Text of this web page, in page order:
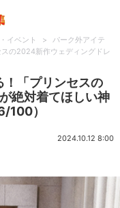
イベント >
パーク外アイテ
スの2024新作ウェディングドレ
！「プリンセスの
絶対着てほしい神
100）
2024.10.12 8:00